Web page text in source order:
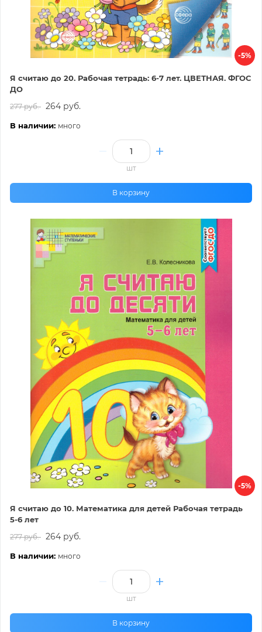
-5%
Я считаю до 20. Рабочая тетрадь: 6-7 лет. ЦВЕТНАЯ. ФГОС
ДО
277 руб. 264 руб.
В наличии: много
шт
В корзину
-5%
Я считаю до 10. Математика для детей Рабочая тетрадь
5-6 лет
277 руб. 264 руб.
В наличии: много
шт
В корзину